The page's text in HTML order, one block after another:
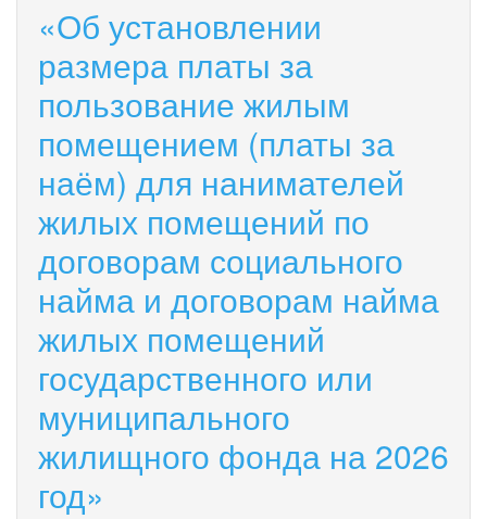
«Об установлении
размера платы за
пользование жилым
помещением (платы за
наём) для нанимателей
жилых помещений по
договорам социального
найма и договорам найма
жилых помещений
государственного или
муниципального
жилищного фонда на 2026
год»